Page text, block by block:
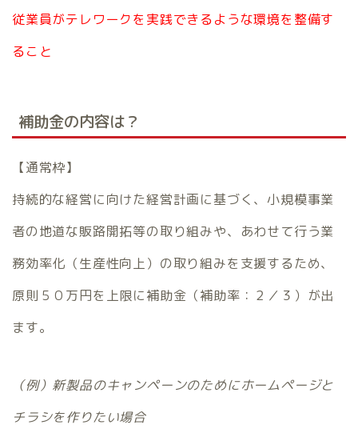
従業員がテレワークを実践できるような環境を整備す
ること
補助金の内容は？
【通常枠】
持続的な経営に向けた経営計画に基づく、小規模事業
者の地道な販路開拓等の取り組みや、あわせて行う業
務効率化（生産性向上）の取り組みを支援するため、
原則５０万円を上限に補助金（補助率：２／３）が出
ます。
（例）新製品のキャンペーンのためにホームページと
チラシを作りたい場合